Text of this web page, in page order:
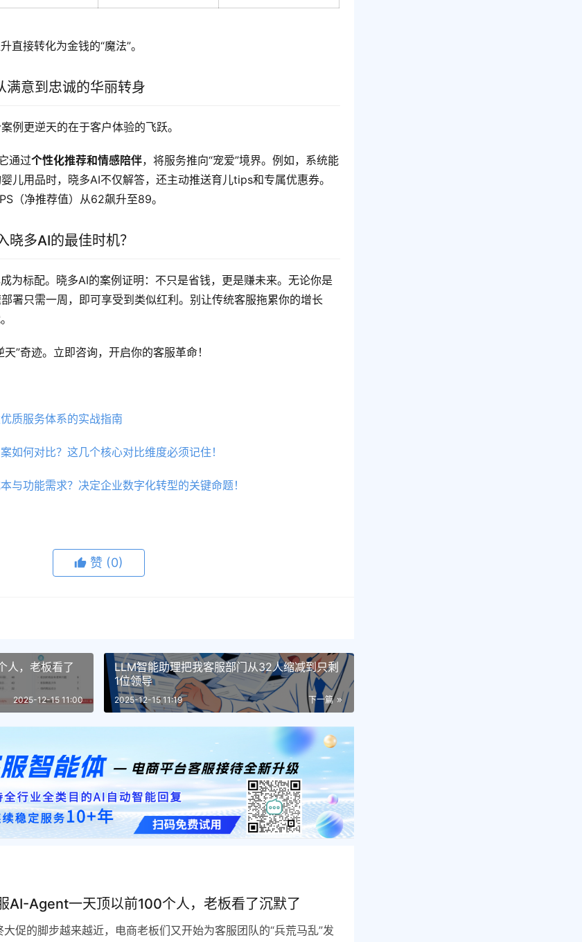
直接转化为金钱的“魔法”。
满意到忠诚的华丽转身
例更逆天的在于客户体验的飞跃。
通过个性化推荐和情感陪伴，将服务推向“宠爱”境界。例如，系统能
儿用品时，晓多AI不仅解答，还主动推送育儿tips和专属优惠券。
（净推荐值）从62飙升至89。
晓多AI的最佳时机？
为标配。晓多AI的案例证明：不只是省钱，更是赚未来。无论你是
署只需一周，即可享受到类似红利。别让传统客服拖累你的增长
”奇迹。立即咨询，开启你的客服革命！
质服务体系的实战指南
如何对比？这几个核心对比维度必须记住！
与功能需求？决定企业数字化转型的关键命题！
赞 (0)
人，老板看了
2025-12-15 11:00
LLM智能助理把我客服部门从32人缩减到只剩
1位领导
下一篇
2025-12-15 11:19
AI-Agent一天顶以前100个人，老板看了沉默了
大促的脚步越来越近，电商老板们又开始为客服团队的“兵荒马乱”发